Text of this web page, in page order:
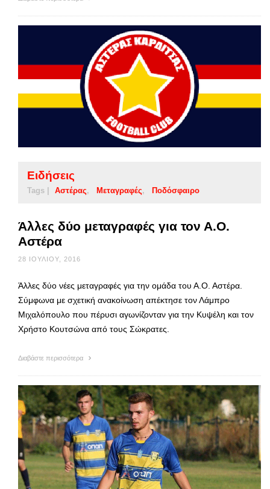
Ειδήσεις
Tags | Αστέρας Μεταγραφές Ποδόσφαιρο
Άλλες δύο μεταγραφές για τον Α.Ο.
Αστέρα
28 ΙΟΥΛΊΟΥ, 2016
Άλλες δύο νέες μεταγραφές για την ομάδα του Α.Ο. Αστέρα.
Σύμφωνα με σχετική ανακοίνωση απέκτησε τον Λάμπρο
Μιχαλόπουλο που πέρυσι αγωνίζονταν για την Κυψέλη και τον
Χρήστο Κουτσώνα από τους Σώκρατες.
Διαβάστε περισσότερα